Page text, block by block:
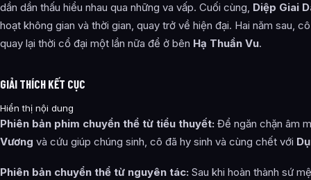
dần dần thấu hiểu nhau qua những va vấp. Cuối cùng, Diệp Giai
hoạt không gian và thời gian, quay trở về hiện đại. Hai năm sau,
quay lại thời cổ đại một lần nữa để ở bên Hạ Thuần Vu.
GIẢI THÍCH KẾT CỤC
Hiển thị nội dung
Phiên bản phim chuyển thể từ tiểu thuyết: Để ngăn chặn âm
Vương và cứu giúp chúng sinh, cô đã hy sinh và cùng chết với
Phiên bản chuyển thể từ nguyên tác: Sau khi hoàn thành sứ